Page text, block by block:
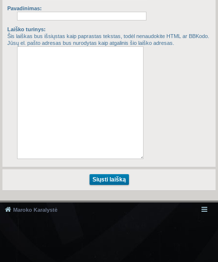
Pavadinimas:
Laiško turinys:
Šis laiškas bus išsiųstas kaip paprastas tekstas, todėl nenaudokite HTML ar BBKodo.
Jūsų el. pašto adresas bus nurodytas kaip atgalinis šio laiško adresas.
Maroko Karalystė